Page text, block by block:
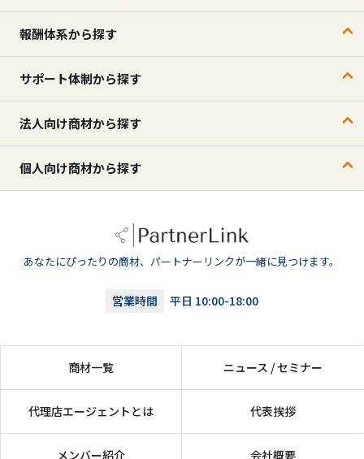
報酬体系から探す
サポート体制から探す
法人向け商材から探す
個人向け商材から探す
あなたにぴったりの商材、パートナーリンクが一緒に見つけます。
営業時間 平日 10:00-18:00
商材一覧 ニュース / セミナー
代理店エージェントとは 代表挨拶
メンバー紹介 会社概要